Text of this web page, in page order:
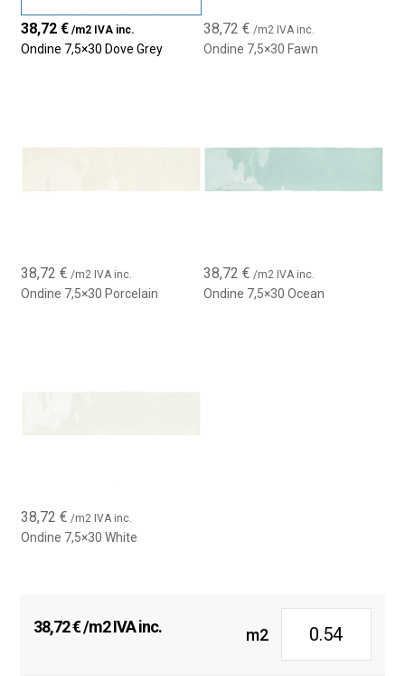
Revestimiento de paredes interiores
Baños y cocinas con estilo vintage o clásico
38,72€ /m2 IVA inc.
Ondine 7,5×30 Dove Grey
38,72 € /m2 IVA inc.
Ondine 7,5×30 Fawn
38,72€ /m2 IVA inc.
Ondine 7,5×30 Porcelain
38,72 € /m2 IVA inc.
Ondine 7,5×30 Ocean
38,72€ /m2 IVA inc.
Ondine 7,5×30 White
38,72€/m2 IVA inc. m2